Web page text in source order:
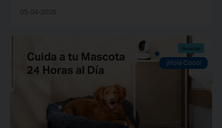
05-04-2026
Noticias